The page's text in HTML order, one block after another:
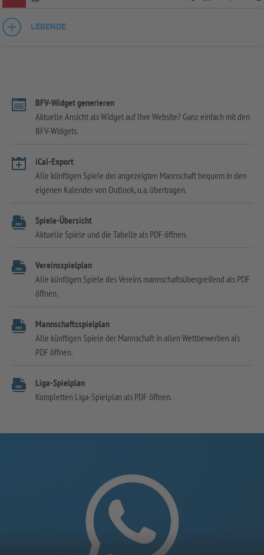
LEGENDE
BFV-Widget generieren
Aktuelle Ansicht als Widget auf Ihre Website? Ganz einfach mit den
BFV-Widgets.
iCal-Export
Alle künftigen Spiele der angezeigten Mannschaft bequem in den
eigenen Kalender von Outlook, u.a. übertragen.
Spiele-Übersicht
Aktuelle Spiele und die Tabelle als PDF öffnen.
Vereinsspielplan
Alle künftigen Spiele des Vereins mannschaftsübergreifend als PDF
öffnen.
Mannschaftsspielplan
Alle künftigen Spiele der Mannschaft in allen Wettbewerben als
PDF öffnen.
Liga-Spielplan
Kompletten Liga-Spielplan als PDF öffnen.